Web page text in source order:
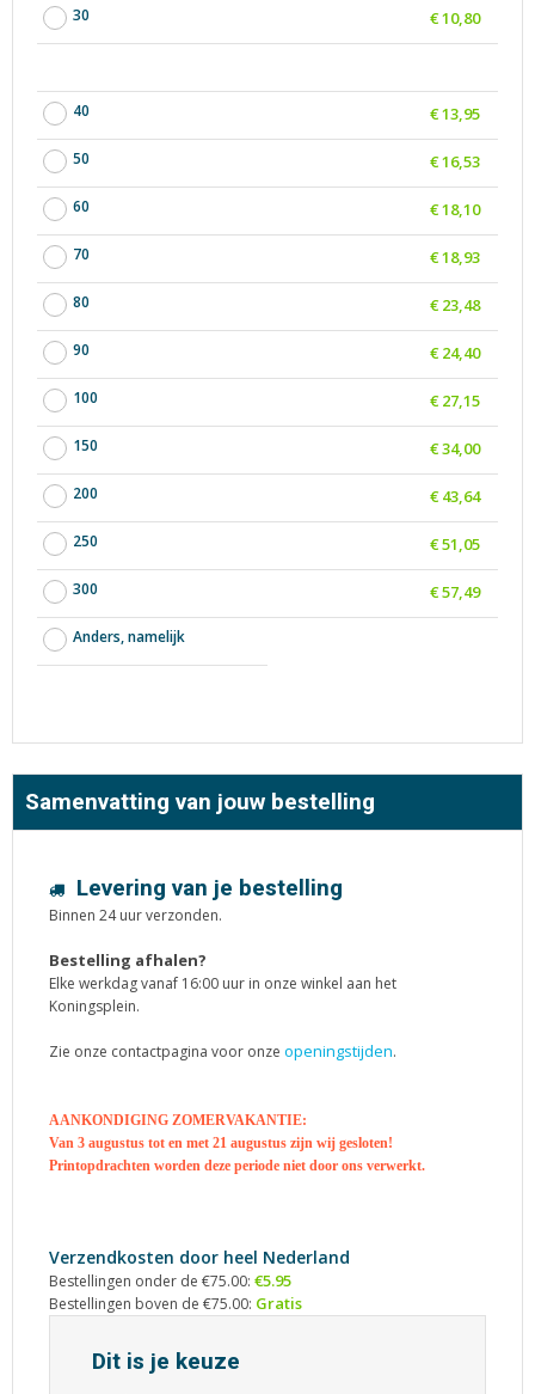
30 € 10,80
40
50
60
70
80
90
100
150
200
250
300
Anders, namelijk
€ 13,95
€ 16,53
€ 18,10
€ 18,93
€ 23,48
€ 24,40
€ 27,15
€ 34,00
€ 43,64
€ 51,05
€ 57,49
Samenvatting van jouw bestelling
Levering van je bestelling
Binnen 24 uur verzonden.
Bestelling afhalen?
Elke werkdag vanaf 16:00 uur in onze winkel aan het
Koningsplein.
Zie onze contactpagina voor onze openingstijden.
AANKONDIGING ZOMERVAKANTIE:
Van 3 augustus tot en met 21 augustus zijn wij gesloten!
Printopdrachten worden deze periode niet door ons verwerkt.
Verzendkosten door heel Nederland
Bestellingen onder de €75.00: €5.95
Bestellingen boven de €75.00: Gratis
Dit is je keuze